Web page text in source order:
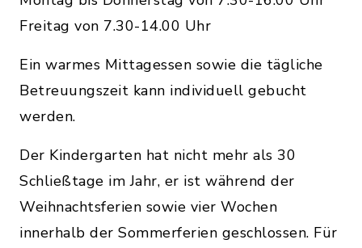
Freitag von 7.30-14.00 Uhr
Ein warmes Mittagessen sowie die tägliche
Betreuungszeit kann individuell gebucht
werden.
Der Kindergarten hat nicht mehr als 30
Schließtage im Jahr, er ist während der
Weihnachtsferien sowie vier Wochen
innerhalb der Sommerferien geschlossen. Für